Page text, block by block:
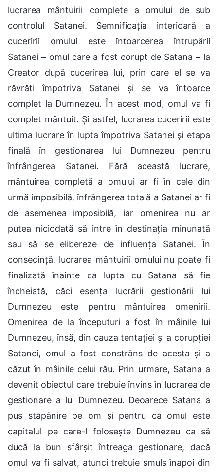
lucrarea mântuirii complete a omului de sub
controlul Satanei. Semnificația interioară a
cuceririi omului este întoarcerea întrupării
Satanei – omul care a fost corupt de Satana – la
Creator după cucerirea lui, prin care el se va
răvrăti împotriva Satanei și se va întoarce
complet la Dumnezeu. În acest mod, omul va fi
complet mântuit. Și astfel, lucrarea cuceririi este
ultima lucrare în lupta împotriva Satanei și etapa
finală în gestionarea lui Dumnezeu pentru
înfrângerea Satanei. Fără această lucrare,
mântuirea completă a omului ar fi în cele din
urmă imposibilă, înfrângerea totală a Satanei ar fi
de asemenea imposibilă, iar omenirea nu ar
putea niciodată să intre în destinația minunată
sau să se elibereze de influența Satanei. În
consecință, lucrarea mântuirii omului nu poate fi
finalizată înainte ca lupta cu Satana să fie
încheiată, căci esența lucrării gestionării lui
Dumnezeu este pentru mântuirea omenirii.
Omenirea de la începuturi a fost în mâinile lui
Dumnezeu, însă, din cauza tentației și a corupției
Satanei, omul a fost constrâns de acesta și a
căzut în mâinile celui rău. Prin urmare, Satana a
devenit obiectul care trebuie învins în lucrarea de
gestionare a lui Dumnezeu. Deoarece Satana a
pus stăpânire pe om și pentru că omul este
capitalul pe care-l folosește Dumnezeu ca să
ducă la bun sfârșit întreaga gestionare, dacă
omul va fi salvat, atunci trebuie smuls înapoi din